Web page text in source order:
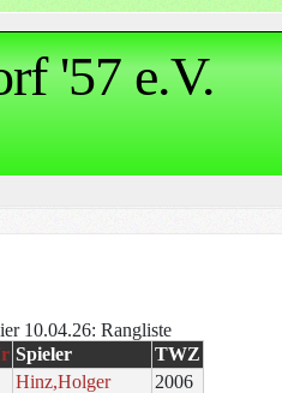
'57 e.V.
10.04.26: Rangliste
Spieler
TWZ
Hinz,Holger
2006